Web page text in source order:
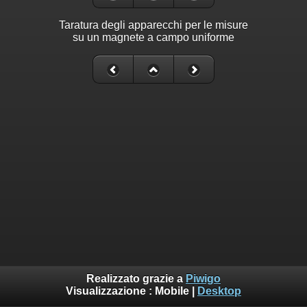
Taratura degli apparecchi per le misure
su un magnete a campo uniforme
Realizzato grazie a Piwigo
Visualizzazione : Mobile Desktop